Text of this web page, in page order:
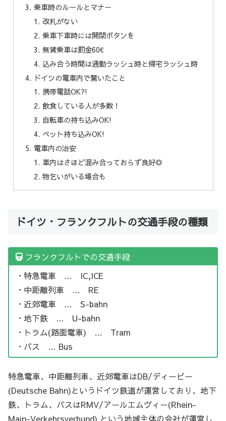
乗車時のルールとマナー
改札がない
乗車下車時には開閉ボタンを
無賃乗車は罰金60€
込み合う時間は通勤ラッシュ時と帰宅ラッシュ時
ドイツの電車内で驚いたこと
携帯電話OK?!
飲食している人が多数！
自転車の持ち込みOK!
ペット持ち込みOK!
電車内の治安
車内はさほど混み合っておらず良好◎
物乞いがいる場合も
ドイツ・フランクフルトの交通手段の種類
フランクフルトでの交通手段
・特急電車 … IC,ICE
・中距離列車 … RE
・近郊電車 … S-bahn
・地下鉄 … U-bahn
・トラム(路面電車) … Tram
・バス … Bus
特急電車、中距離列車、近郊電車はDB/ディービー
(Deutsche Bahn)というドイツ鉄道が運営しており、地下
鉄、トラム、バスはRMV/アールエムヴィー(Rhein-
Main-Verkehrsverbund) という地域主体の会社が運営し